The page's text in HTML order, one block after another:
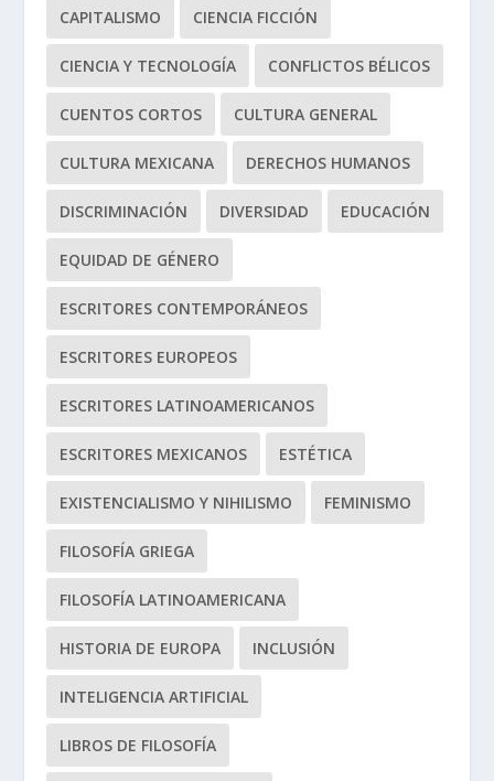
CAPITALISMO CIENCIA FICCIÓN
CIENCIA Y TECNOLOGÍA CONFLICTOS BÉLICOS
CUENTOS CORTOS CULTURA GENERAL
CULTURA MEXICANA DERECHOS HUMANOS
DISCRIMINACIÓN DIVERSIDAD EDUCACIÓN
EQUIDAD DE GÉNERO
ESCRITORES CONTEMPORÁNEOS
ESCRITORES EUROPEOS
ESCRITORES LATINOAMERICANOS
ESCRITORES MEXICANOS ESTÉTICA
EXISTENCIALISMO Y NIHILISMO FEMINISMO
FILOSOFÍA GRIEGA
FILOSOFÍA LATINOAMERICANA
HISTORIA DE EUROPA INCLUSIÓN
INTELIGENCIA ARTIFICIAL
LIBROS DE FILOSOFÍA